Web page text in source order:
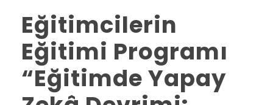
Eğitimcilerin
Eğitimi Programı
“Eğitimde Yapay